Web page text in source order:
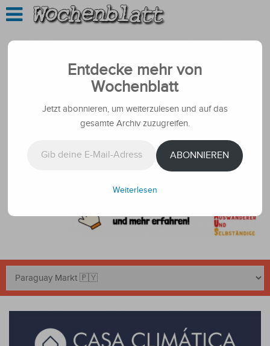
Entdecke mehr von
Wochenblatt
Jetzt abonnieren, um weiterzulesen und auf das
gesamte Archiv zuzugreifen.
ABONNIEREN
Weiterlesen